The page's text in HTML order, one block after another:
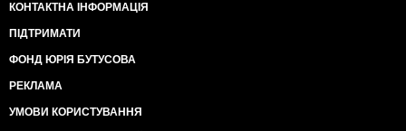
КОНТАКТНА ІНФОРМАЦІЯ
ПІДТРИМАТИ
ФОНД ЮРІЯ БУТУСОВА
РЕКЛАМА
УМОВИ КОРИСТУВАННЯ